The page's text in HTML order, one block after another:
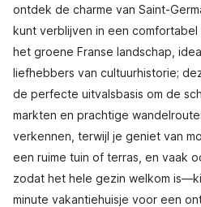
ontdek de charme van Saint-
kunt verblijven in een comfortabel
het groene Franse landschap,
liefhebbers van cultuurhistorie;
de perfecte uitvalsbasis om de
markten en prachtige
verkennen, terwijl je geniet van
een ruime tuin of terras, en vaak
zodat het hele gezin welkom
minute vakantiehuisje voor een